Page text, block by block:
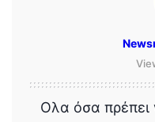
Ολα όσα πρέπει